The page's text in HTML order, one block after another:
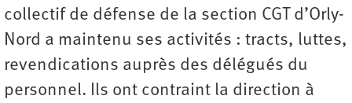
collectif de défense de la section CGT d’Orly-
Nord a maintenu ses activités : tracts, luttes,
revendications auprès des délégués du
personnel. Ils ont contraint la direction à